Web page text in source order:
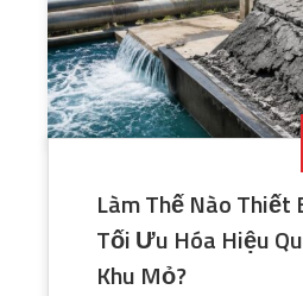
Làm Thế Nào Thiết
Tối Ưu Hóa Hiệu
Khu Mỏ?